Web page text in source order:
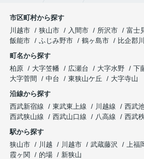
市区町村から探す
川越市
狭山市 入間市 所沢市 富士
飯能市
ふじみ野市 鶴ヶ島市
比企郡
町名から探す
柏原
大字笠幡 広瀬台 大字水野 下
大字菅間
中台 東狭山ケ丘
大字寺山
沿線から探す
西武新宿線
東武東上線 川越線
西武
西武狭山線
西武山口線 八高線 西武
駅から探す
狭山市
川越 川越市 武蔵藤沢 上福
霞ヶ関
的場 新狭山